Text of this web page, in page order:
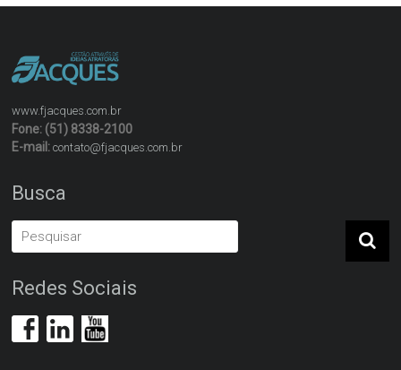
www.fjacques.com.br
Fone: (51) 8338-2100
E-mail:contato@fjacques.com.br
Busca
Redes Sociais